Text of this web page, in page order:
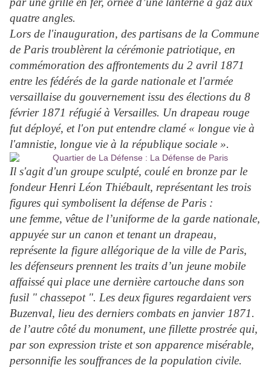
quatre angles.
Lors de l'inauguration, des partisans de la Commune
de Paris troublèrent la cérémonie patriotique, en
commémoration des affrontements du 2 avril 1871
entre les fédérés de la garde nationale et l'armée
versaillaise du gouvernement issu des élections du 8
février 1871 réfugié à Versailles. Un drapeau rouge
fut déployé, et l'on put entendre clamé « longue vie à
l'amnistie, longue vie à la république sociale ».
Il s'agit d'un groupe sculpté, coulé en bronze par le
fondeur Henri Léon Thiébault, représentant les trois
figures qui symbolisent la défense de Paris :
une femme, vêtue de l’uniforme de la garde nationale,
appuyée sur un canon et tenant un drapeau,
représente la figure allégorique de la ville de Paris,
les défenseurs prennent les traits d’un jeune mobile
affaissé qui place une dernière cartouche dans son
fusil " chassepot ". Les deux figures regardaient vers
Buzenval, lieu des derniers combats en janvier 1871.
de l’autre côté du monument, une fillette prostrée qui,
par son expression triste et son apparence misérable,
personnifie les souffrances de la population civile.